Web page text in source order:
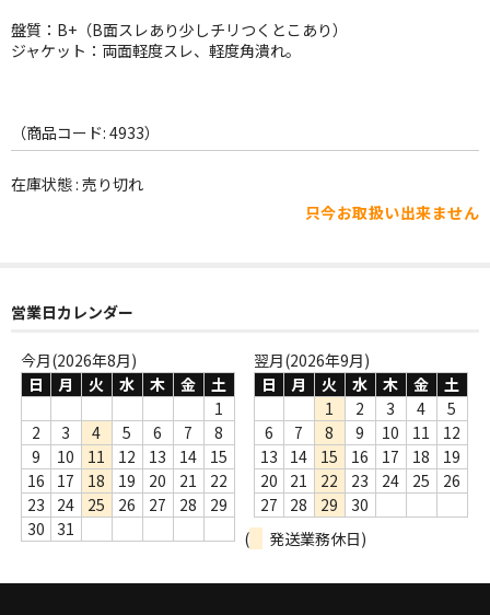
J-POP
FOLK,SSW
レア盤（1万円以上）
Webのみ no.1
Webのみ no.2
Webのみ no.3
Webのみ no.4
売り切れ
Help
盤質：B+（B面スレあり少しチリつくとこあり）
ジャケット：両面軽度スレ、軽度角潰れ。
（商品コード: 4933）
在庫状態 : 売り切れ
只今お取扱い出来ません
営業日カレンダー
今月(2026年8月)
日
月 火 水 木 金
土
1
2
3 4 5 6 7
8
9
10 11 12 13 14
15
16
17 18 19 20 21
22
23
24 25 26 27 28
29
30
31
翌月(2026年9月)
日
月 火 水 木 金
土
1
2 3 4
5
6
7 8 9 10 11
12
13
14 15 16 17 18
19
20
21 22 23 24 25
26
27
28 29
30
(
発送業務休日)